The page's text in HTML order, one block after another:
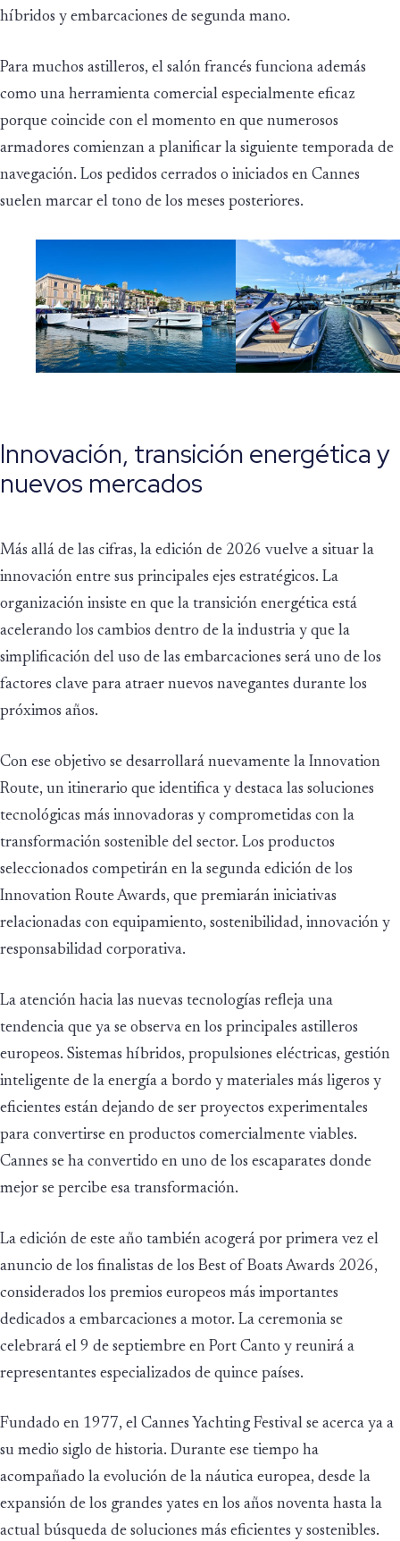
híbridos y embarcaciones de segunda mano.
Para muchos astilleros, el salón francés funciona además
como una herramienta comercial especialmente eficaz
porque coincide con el momento en que numerosos
armadores comienzan a planificar la siguiente temporada de
navegación. Los pedidos cerrados o iniciados en Cannes
suelen marcar el tono de los meses posteriores.
Innovación, transición energética y
nuevos mercados
Más allá de las cifras, la edición de 2026 vuelve a situar la
innovación entre sus principales ejes estratégicos. La
organización insiste en que la transición energética está
acelerando los cambios dentro de la industria y que la
simplificación del uso de las embarcaciones será uno de los
factores clave para atraer nuevos navegantes durante los
próximos años.
Con ese objetivo se desarrollará nuevamente la Innovation
Route, un itinerario que identifica y destaca las soluciones
tecnológicas más innovadoras y comprometidas con la
transformación sostenible del sector. Los productos
seleccionados competirán en la segunda edición de los
Innovation Route Awards, que premiarán iniciativas
relacionadas con equipamiento, sostenibilidad, innovación y
responsabilidad corporativa.
La atención hacia las nuevas tecnologías refleja una
tendencia que ya se observa en los principales astilleros
europeos. Sistemas híbridos, propulsiones eléctricas, gestión
inteligente de la energía a bordo y materiales más ligeros y
eficientes están dejando de ser proyectos experimentales
para convertirse en productos comercialmente viables.
Cannes se ha convertido en uno de los escaparates donde
mejor se percibe esa transformación.
La edición de este año también acogerá por primera vez el
anuncio de los finalistas de los Best of Boats Awards 2026,
considerados los premios europeos más importantes
dedicados a embarcaciones a motor. La ceremonia se
celebrará el 9 de septiembre en Port Canto y reunirá a
representantes especializados de quince países.
Fundado en 1977, el Cannes Yachting Festival se acerca ya a
su medio siglo de historia. Durante ese tiempo ha
acompañado la evolución de la náutica europea, desde la
expansión de los grandes yates en los años noventa hasta la
actual búsqueda de soluciones más eficientes y sostenibles.